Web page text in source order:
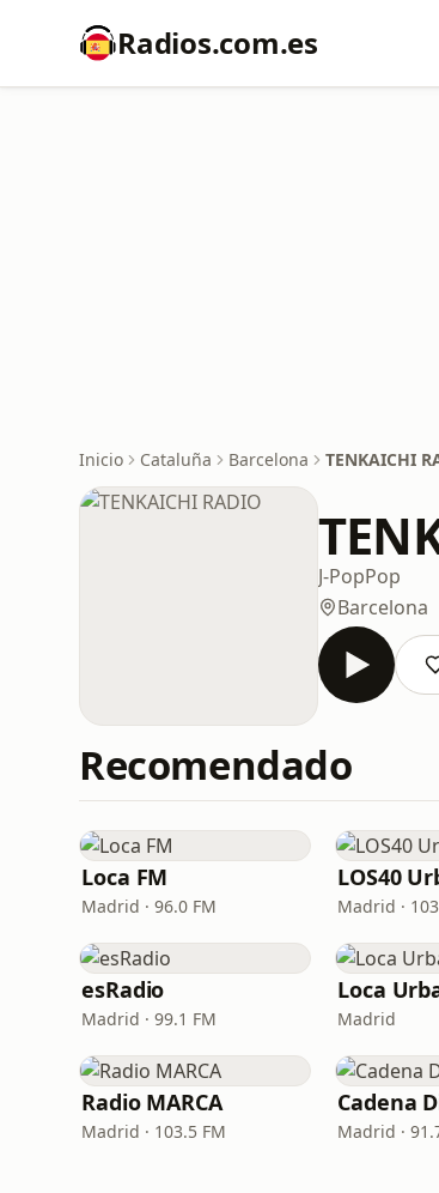
Radios.com.es
Inicio Cataluña Barcelona TENKAICHI
J-PopPop
Barcelona
Recomendado
Loca FM
Madrid · 96.0 FM
LOS40
Madrid ·
esRadio
Madrid · 99.1 FM
Loca
Madrid
Radio MARCA
Madrid · 103.5 FM
Cadena
Madrid ·